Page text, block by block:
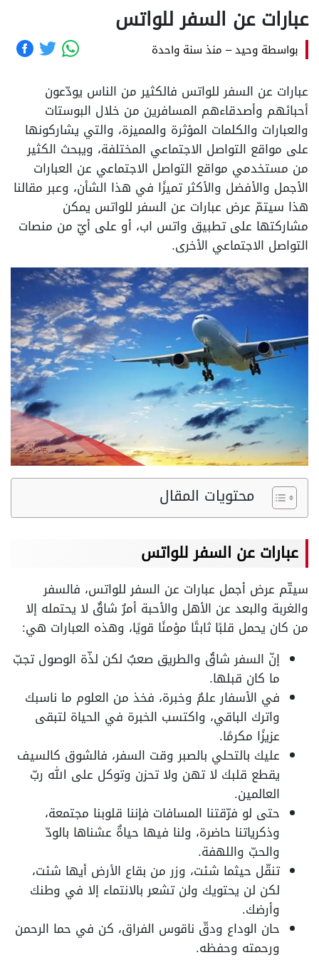
عبارات عن السفر للواتس
بواسطة وحيد– منذ سنة واحدة
عبارات عن السفر للواتس فالكثير من الناس يودّعون
أحبائهم وأصدقاءهم المسافرين من خلال البوستات
والعبارات والكلمات المؤثرة والمميزة، والتي يشاركونها
على مواقع التواصل الاجتماعي المختلفة، ويبحث الكثير
من مستخدمي مواقع التواصل الاجتماعي عن العبارات
الأجمل والأفضل والأكثر تميزًا في هذا الشأن، وعبر مقالنا
هذا سيتمّ عرض عبارات عن السفر للواتس يمكن
مشاركتها على تطبيق واتس اب، أو على أيّ من منصات
التواصل الاجتماعي الأخرى.
محتويات المقال
عبارات عن السفر للواتس
سيتّم عرض أجمل عبارات عن السفر للواتس، فالسفر
والغربة والبعد عن الأهل والأحبة أمرٌ شاقٌ لا يحتمله إلا
من كان يحمل قلبًا ثابتًا مؤمنًا قويًا، وهذه العبارات هي:
إنّ السفر شاقٌ والطريق صعبٌ لكن لذّة الوصول تجبّ
ما كان قبلها.
في الأسفار علمٌ وخبرة، فخذ من العلوم ما ناسبك
واترك الباقي، واكتسب الخبرة في الحياة لتبقى
عزيزًا مكرمًا.
عليك بالتحلي بالصبر وقت السفر، فالشوق كالسيف
يقطع قلبك لا تهن ولا تحزن وتوكل على الله ربّ
العالمين.
حتى لو فرّقتنا المسافات فإننا قلوبنا مجتمعة،
وذكرياتنا حاضرة، ولنا فيها حياةٌ عشناها بالودّ
والحبّ واللهفة.
تنقّل حيثما شئت، وزر من بقاع الأرض أيها شئت،
لكن لن يحتويك ولن تشعر بالانتماء إلا في وطنك
وأرضك.
حان الوداع ودقّ ناقوس الفراق، كن في حما الرحمن
ورحمته وحفظه.